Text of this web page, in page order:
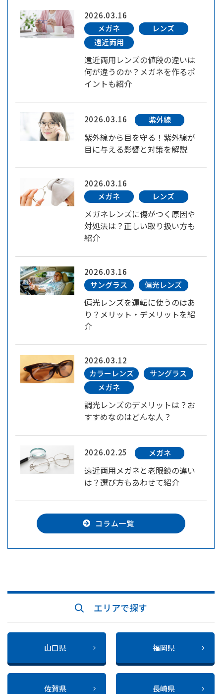
2026.03.16
メガネ
レンズ
遠近両用
遠近両用レンズの値段の違いは
何が違うのか？メガネを作るポ
イントも紹介
2026.03.16 紫外線
紫外線から目を守る！紫外線が
目に与える影響と対策を解説
2026.03.16
メガネ
レンズ
メガネレンズに傷がつく原因や
対処法は？正しい取り扱い方も
紹介
2026.03.16
サングラス
偏光レンズ
偏光レンズを運転に使うのはあ
り？メリット・デメリットを紹
介
2026.03.12
カラーレンズ
サングラス
メガネ
調光レンズのデメリットは？お
すすめなのはどんな人？
2026.02.25 メガネ
遠近両用メガネと老眼鏡の違い
は？選び方もあわせて紹介
コラム一覧
エリアで探す
山口県 福岡県
佐賀県 長崎県